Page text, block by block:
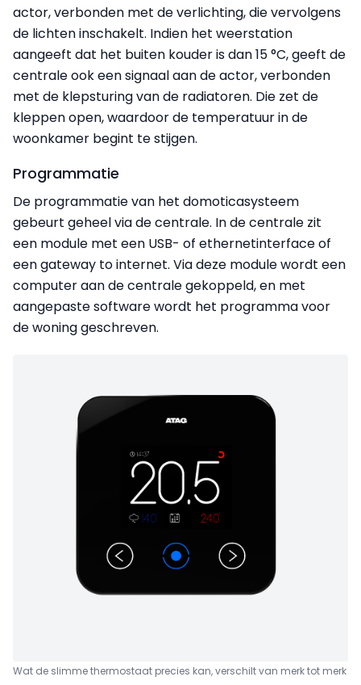
actor, verbonden met de verlichting, die vervolgens
de lichten inschakelt. Indien het weerstation
aangeeft dat het buiten kouder is dan 15 °C, geeft de
centrale ook een signaal aan de actor, verbonden
met de klepsturing van de radiatoren. Die zet de
kleppen open, waardoor de temperatuur in de
woonkamer begint te stijgen.
Programmatie
De programmatie van het domoticasysteem
gebeurt geheel via de centrale. In de centrale zit
een module met een USB- of ethernetinterface of
een gateway to internet. Via deze module wordt een
computer aan de centrale gekoppeld, en met
aangepaste software wordt het programma voor
de woning geschreven.
Wat de slimme thermo­staat precies kan, verschilt van merk tot merk